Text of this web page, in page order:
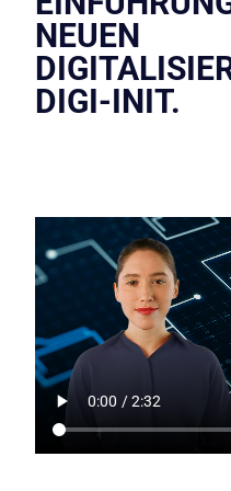
NEUEN
DIGI-INIT.​